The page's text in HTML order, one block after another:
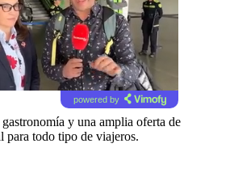
powered by
y una amplia oferta de
para todo tipo de viajeros.